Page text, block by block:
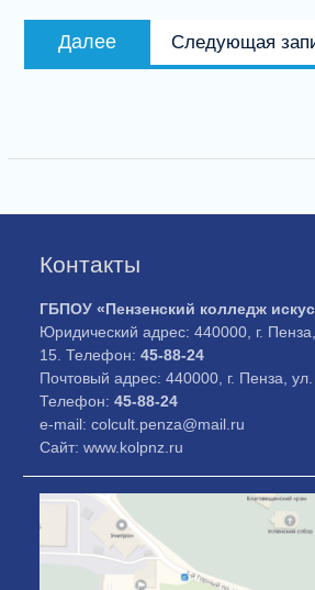
Далее
запись:
Следующая
Контакты
ГБПОУ «Пензенский колледж
Юридический адрес: 440000, г.
15. Телефон:45-88-24
Почтовый адрес: 440000, г. Пенза,
Телефон:45-88-24
e-mail: colcult.penza@mail.ru
Сайт: www.kolpnz.ru